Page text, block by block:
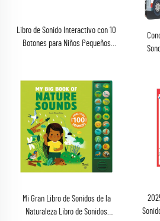
Libro de Sonido Interactivo con 10
Botones para Niños Pequeños
Cartón Impresión en Offset
Mi Gran Libro de Sonidos de la
Naturaleza Libro de Sonidos